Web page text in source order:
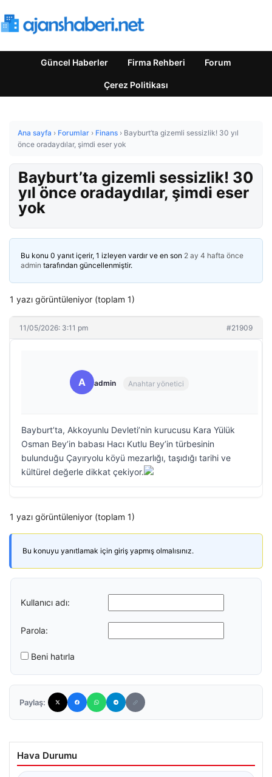
Güncel Haberler Firma Rehberi Forum
Çerez Politikası
Ana sayfa › Forumlar › Finans › Bayburt’ta gizemli sessizlik! 30 yıl
önce oradaydılar, şimdi eser yok
Bayburt’ta gizemli sessizlik! 30
yıl önce oradaydılar, şimdi eser
yok
Bu konu 0 yanıt içerir, 1 izleyen vardır ve en son 2 ay 4 hafta önce
admin tarafından güncellenmiştir.
1 yazı görüntüleniyor (toplam 1)
11/05/2026: 3:11 pm #21909
A admin Anahtar yönetici
Bayburt’ta, Akkoyunlu Devleti’nin kurucusu Kara Yülük
Osman Bey’in babası Hacı Kutlu Bey’in türbesinin
bulunduğu Çayıryolu köyü mezarlığı, taşıdığı tarihi ve
kültürel değerle dikkat çekiyor.
1 yazı görüntüleniyor (toplam 1)
Bu konuyu yanıtlamak için giriş yapmış olmalısınız.
Kullanıcı adı:
Parola:
Beni hatırla
Paylaş:
Hava Durumu